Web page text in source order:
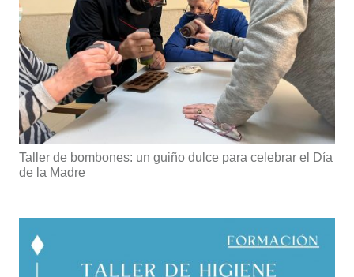
Taller de bombones: un guiño dulce para celebrar el Día
de la Madre